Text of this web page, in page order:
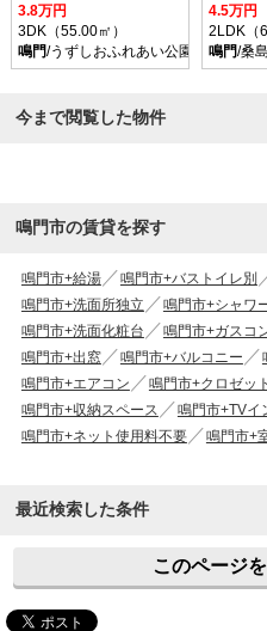
3.8万円
3DK（55.00㎡）
鳴門/うずしおふれあい公園前 バス
4.5万円
2LDK（
鳴門/桑
今まで閲覧した物件
鳴門市の賃貸を探す
鳴門市+給湯 鳴門市+バストイレ別
鳴門市+洗面所独立
鳴門市+シャワ
鳴門市+洗面化粧台
鳴門市+ガスコ
鳴門市+出窓
鳴門市+バルコニー
鳴門市+エアコン
鳴門市+クロゼット
鳴門市+収納スペース
鳴門市+TVイ
鳴門市+ネット使用料不要
鳴門市+
最近検索した条件
このページ